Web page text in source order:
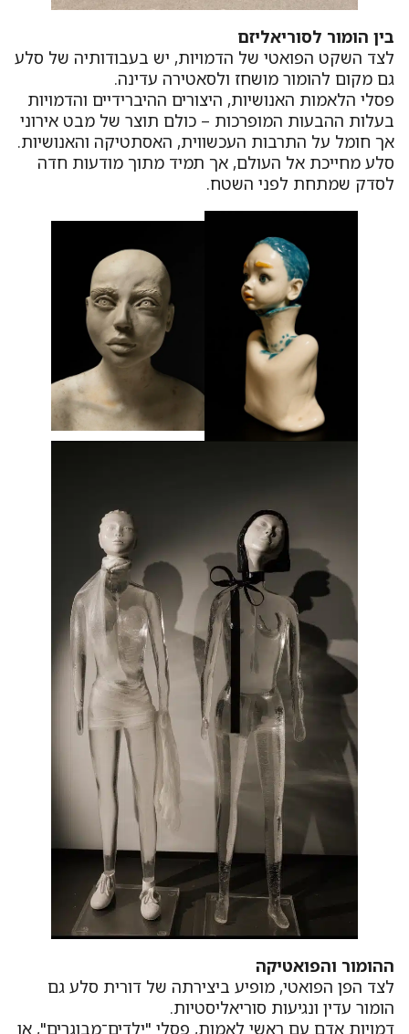
בין הומור לסוריאליזם
לצד השקט הפואטי של הדמויות, יש בעבודותיה של סלע
גם מקום להומור מושחז ולסאטירה עדינה.
פסלי הלאמות האנושיות, היצורים ההיברידיים והדמויות
בעלות ההבעות המופרכות – כולם תוצר של מבט אירוני
אך חומל על התרבות העכשווית, האסתטיקה והאנושיות.
סלע מחייכת אל העולם, אך תמיד מתוך מודעות חדה
לסדק שמתחת לפני השטח.
ההומור והפואטיקה
לצד הפן הפואטי, מופיע ביצירתה של דורית סלע גם
הומור עדין ונגיעות סוריאליסטיות.
דמויות אדם עם ראשי לאמות, פסלי "ילדים־מבוגרים", או